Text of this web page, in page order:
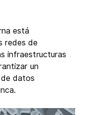
está
redes de
infraestructuras
un
datos